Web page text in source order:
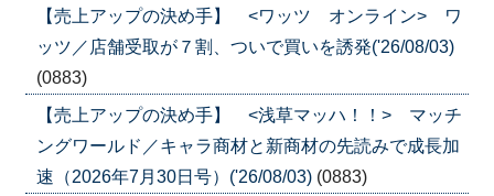
【売上アップの決め手】 <ワッツ オンライン> ワ
ッツ／店舗受取が７割、ついで買いを誘発('26/08/03)
(0883)
【売上アップの決め手】 <浅草マッハ！！> マッチ
ングワールド／キャラ商材と新商材の先読みで成長加
速（2026年7月30日号）('26/08/03) (0883)